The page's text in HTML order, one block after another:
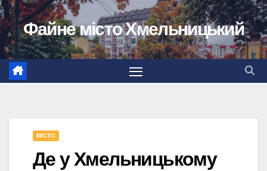
Перейти
до
вмісту
Файне місто Хмельницький
МІСТО
Де у Хмельницькому